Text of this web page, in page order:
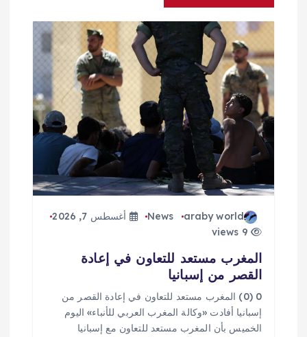
ق
ت
araby world
News
أغسطس 7, 2026
9 views
المغرب مستعد للتعاون في إعادة
القصر من إسبانيا
0 (0) المغرب مستعد للتعاون في إعادة القصر من
إسبانيا أفادت «وكالة المغرب العربي للأنباء» اليوم
الخميس بأن المغرب مستعد للتعاون مع إسبانيا